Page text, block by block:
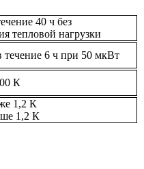
40 ч без
тепловой нагрузки
6 ч при 50 мкВт
К
1,2 К
1,2 К